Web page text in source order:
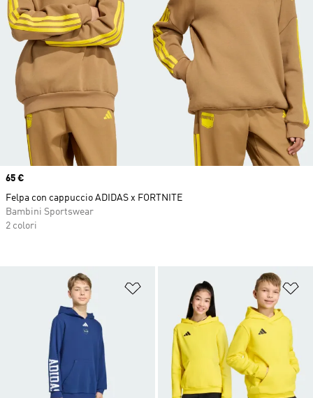
Aggiungi alla lista dei desideri
Price
65 €
Felpa con cappuccio ADIDAS x FORTNITE
Bambini Sportswear
2 colori